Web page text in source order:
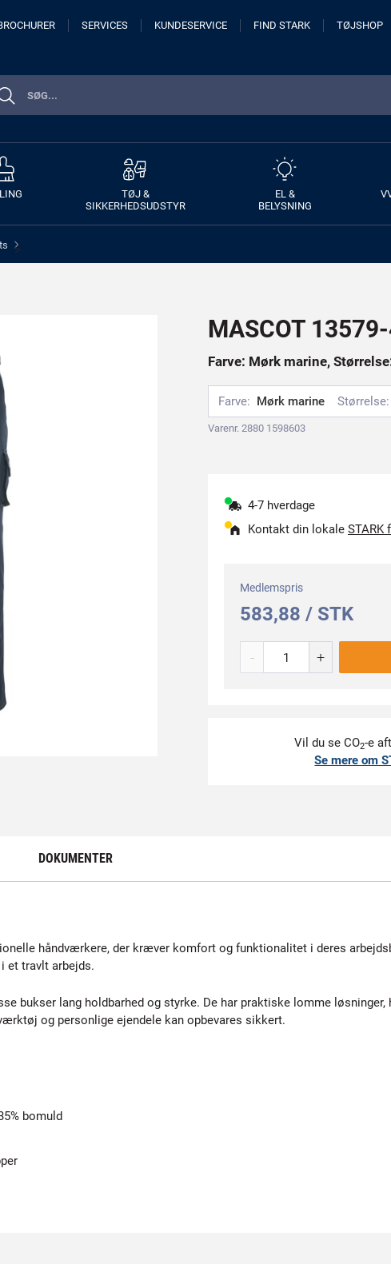
SERVICES KUNDESERVICE FIND STARK TØJSHOP
TØJ &
SIKKERHEDSUDSTYR
EL &
BELYSNING
>
MASCOT
Farve: Mørk marine,
Farve: Mørk marine Størrelse:
Varenr. 2880 1598603
4-7 hverdage
Kontakt din lokale STARK
Medlemspris
583,88 / STK
- +
Vil du se CO2-e
Se mere om
DOKUMENTER
håndværkere, der kræver komfort og funktionalitet i deres
et travlt arbejds.
bukser lang holdbarhed og styrke. De har praktiske lomme
og personlige ejendele kan opbevares sikkert.
bomuld